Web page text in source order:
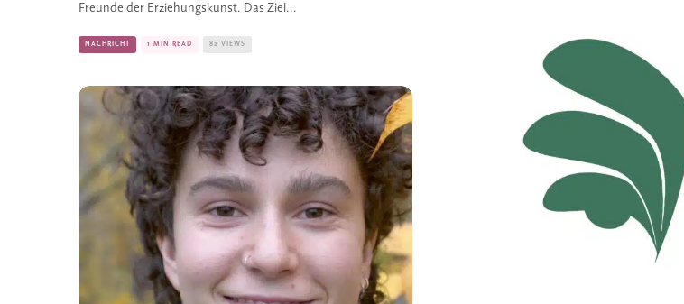
Freunde der Erziehungskunst. Das Ziel...
NACHRICHT 1 MIN READ 82 VIEWS